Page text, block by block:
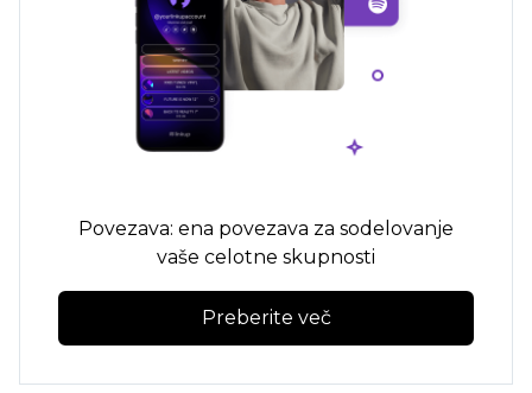
Povezava: ena povezava za sodelovanje
vaše celotne skupnosti
Preberite več